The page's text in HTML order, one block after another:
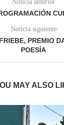
Noticia anterior
Noticia siguiente
PREMIO
POESÍA
MAY ALSO